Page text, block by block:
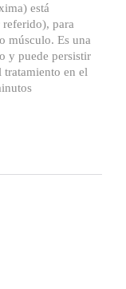
está
para
músculo. Es una
y puede persistir
en el